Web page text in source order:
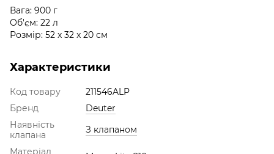
Вага: 900 г
Об'єм: 22 л
Розмір: 52 x 32 x 20 см
Характеристики
Код товару
211546ALP
Бренд
Deuter
Наявність
клапана
З клапаном
Матеріал